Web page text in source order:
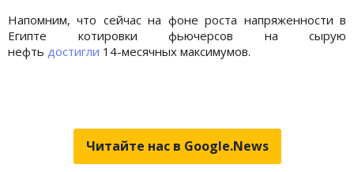
Напомним, что сейчас на фоне роста напряженности в
Египте котировки фьючерсов на сырую
нефть достигли 14-месячных максимумов.
Читайте нас в Google.News